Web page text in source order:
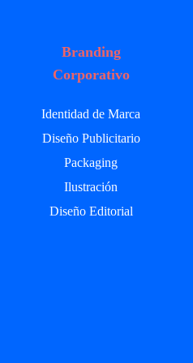
Branding
Corporativo
Identidad de Marca
Diseño Publicitario
Packaging
Ilustración
Diseño Editorial